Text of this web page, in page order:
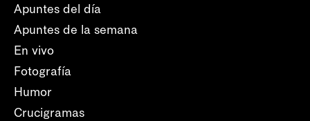
Apuntes del día
Apuntes de la semana
En vivo
Fotografía
Humor
Crucigramas